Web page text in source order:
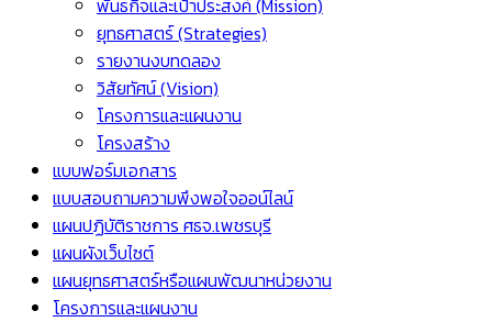
พันธกิจและเป้าประสงค์ (Mission)
ยุทธศาสตร์ (Strategies)
รายงานงบทดลอง
วิสัยทัศน์ (Vision)
โครงการและแผนงาน
โครงสร้าง
แบบฟอร์มเอกสาร
แบบสอบถามความพึงพอใจออน์ไลน์
แผนปฏิบัติราชการ ศธจ.เพชรบุรี
แผนผังเว็บไซต์
แผนยุทธศาสตร์หรือแผนพัฒนาหน่วยงาน
โครงการและแผนงาน